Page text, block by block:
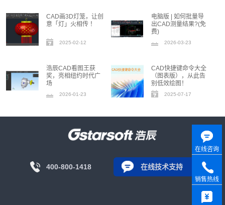
CAD画3D灯笼，让创
意「灯」火相传 ！
2025-02-12
电脑版 | 如何批量导
出CAD测量结果?(免
费)
2026-03-23
浩辰CAD看图王获
奖，亮相纽约时代广
场
2026-01-23
CAD快捷键命令大全
（图表版），从此告
别低效绘图！
2025-07-17
400-800-1418 在线技术支持
在线咨询
销售热线